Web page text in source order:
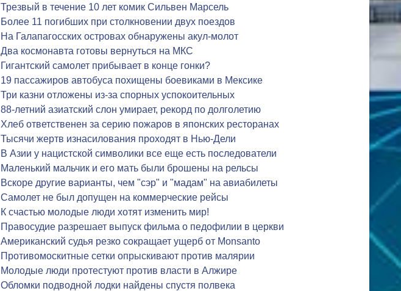
Трезвый в течение 10 лет комик Сильвен Марсель
Более 11 погибших при столкновении двух поездов
На Галапагосских островах обнаружены акул-молот
Два космонавта готовы вернуться на МКС
Гигантский самолет прибывает в конце гонки?
19 пассажиров автобуса похищены боевиками в Мексике
Три казни отложены из-за спорных успокоительных
88-летний азиатский слон умирает, рекорд по долголетию
Хлеб ответственен за серию пожаров в японских ресторанах
Тысячи жертв изнасилования проходят в Нью-Дели
В Азии у нацистской символики все еще есть последователи
Маленький мальчик и его мать были брошены на рельсы
Вскоре другие варианты, чем "сэр" и "мадам" на авиабилеты
Самолет не был допущен на коммерческие рейсы
К счастью молодые люди хотят изменить мир!
Правосудие разрешает выпуск фильма о педофилии в церкви
Американский судья резко сокращает ущерб от Monsanto
Противомоскитные сетки опрыскивают против малярии
Молодые люди протестуют против власти в Алжире
Обломки подводной лодки найдены спустя полвека